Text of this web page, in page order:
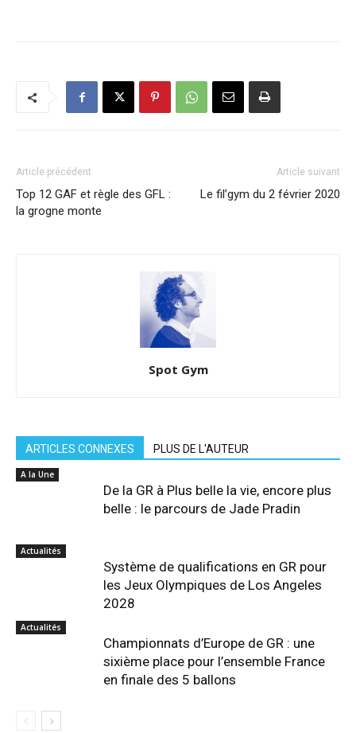
Article précédent
Top 12 GAF et règle des GFL :
la grogne monte
Article suivant
Le fil’gym du 2 février 2020
Spot Gym
ARTICLES CONNEXES PLUS DE L'AUTEUR
A la Une
De la GR à Plus belle la vie, encore plus
belle : le parcours de Jade Pradin
Actualités
Système de qualifications en GR pour
les Jeux Olympiques de Los Angeles
2028
Actualités
Championnats d’Europe de GR : une
sixième place pour l’ensemble France
en finale des 5 ballons